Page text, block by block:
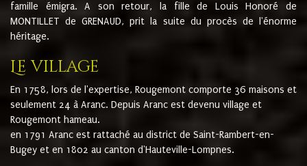
famille émigra. A son retour, la fille de Louis Honoré de
MONTILLET de GRENAUD, prit la suite du procès de l'énorme
héritage.
Le village
En 1758, lors de l'expertise, Rougemont comporte 36 maisons et
seulement 24 à Aranc. Depuis Aranc est devenu village et
Rougemont hameau.
en 1791 Aranc est rattaché au district de Saint-Rambert-en-
Bugey et en 1802 au canton d'Hauteville-Lompnes.